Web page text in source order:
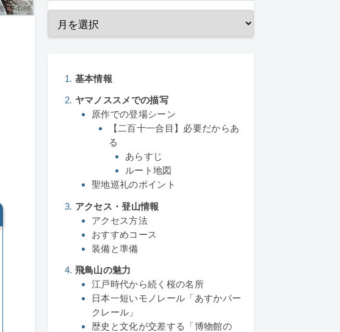
基本情報
ヤマノススメでの描写
原作での登場シーン
【二百十一合目】必要だからあ
る
あらすじ
ルート地図
聖地巡礼のポイント
アクセス・登山情報
アクセス方法
おすすめコース
装備と準備
飛鳥山の魅力
江戸時代から続く桜の名所
日本一短いモノレール「あすかパー
クレール」
歴史と文化が交差する「博物館の